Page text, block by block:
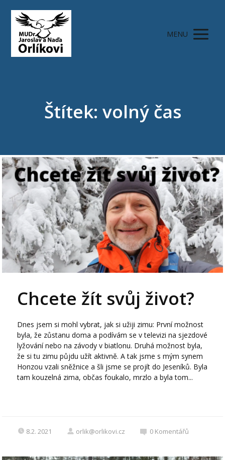
MENU
Štítek: volný čas
Chcete žít svůj život?
Dnes jsem si mohl vybrat, jak si užiji zimu: První možnost
byla, že zůstanu doma a podívám se v televizi na sjezdové
lyžování nebo na závody v biatlonu. Druhá možnost byla,
že si tu zimu půjdu užít aktivně. A tak jsme s mým synem
Honzou vzali sněžnice a šli jsme se projít do Jeseníků. Byla
tam kouzelná zima, občas foukalo, mrzlo a byla tom...
8.2. 2021 orlik@orlikovi.cz 0 Komentářů